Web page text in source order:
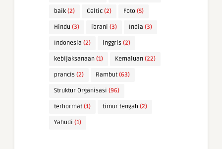
baik (2) Celtic (2) Foto (5)
Hindu (3) ibrani (3) India (3)
Indonesia (2) inggris (2)
kebijaksanaan (1) Kemaluan (22)
prancis (2) Rambut (63)
Struktur Organisasi (96)
terhormat (1) timur tengah (2)
Yahudi (1)